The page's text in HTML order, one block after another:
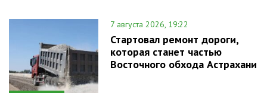
7 августа 2026, 19:22
Стартовал ремонт дороги,
которая станет частью
Восточного обхода Астрахани